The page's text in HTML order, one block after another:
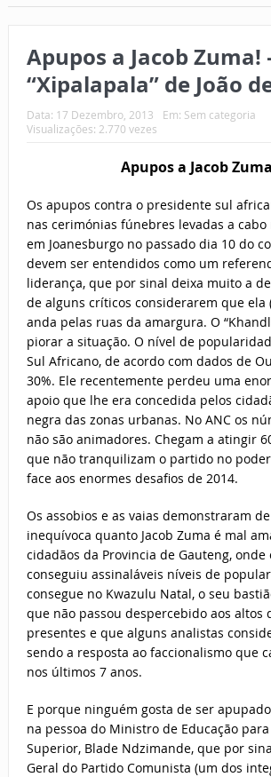
Apupos a Jacob Zuma!
“Xipalapala” de João
Data: 17 Dezembro, 2013 Em: Sem categoria
Visualizações: 2.770 vezes
Apupos a Jacob
Os apupos contra o presidente sul
nas cerimónias fúnebres levadas a cabo
em Joanesburgo no passado dia 10 do
devem ser entendidos como um
liderança, que por sinal deixa muito a
de alguns críticos considerarem que ela
anda pelas ruas da amargura. O
piorar a situação. O nível de
Sul Africano, de acordo com dados de
30%. Ele recentemente perdeu uma
apoio que lhe era concedida pelos
negra das zonas urbanas. No ANC os
não são animadores. Chegam a atingir
que não tranquilizam o partido no
face aos enormes desafios de 2014.
Os assobios e as vaias demonstraram
inequívoca quanto Jacob Zuma é mal
cidadãos da Provincia de Gauteng, onde
conseguiu assinaláveis níveis de
consegue no Kwazulu Natal, o seu
que não passou despercebido aos altos
presentes e que alguns analistas
sendo a resposta ao faccionalismo que
nos últimos 7 anos.
E porque ninguém gosta de ser
na pessoa do Ministro de Educação
Superior, Blade Ndzimande, que por
Geral do Partido Comunista (um dos